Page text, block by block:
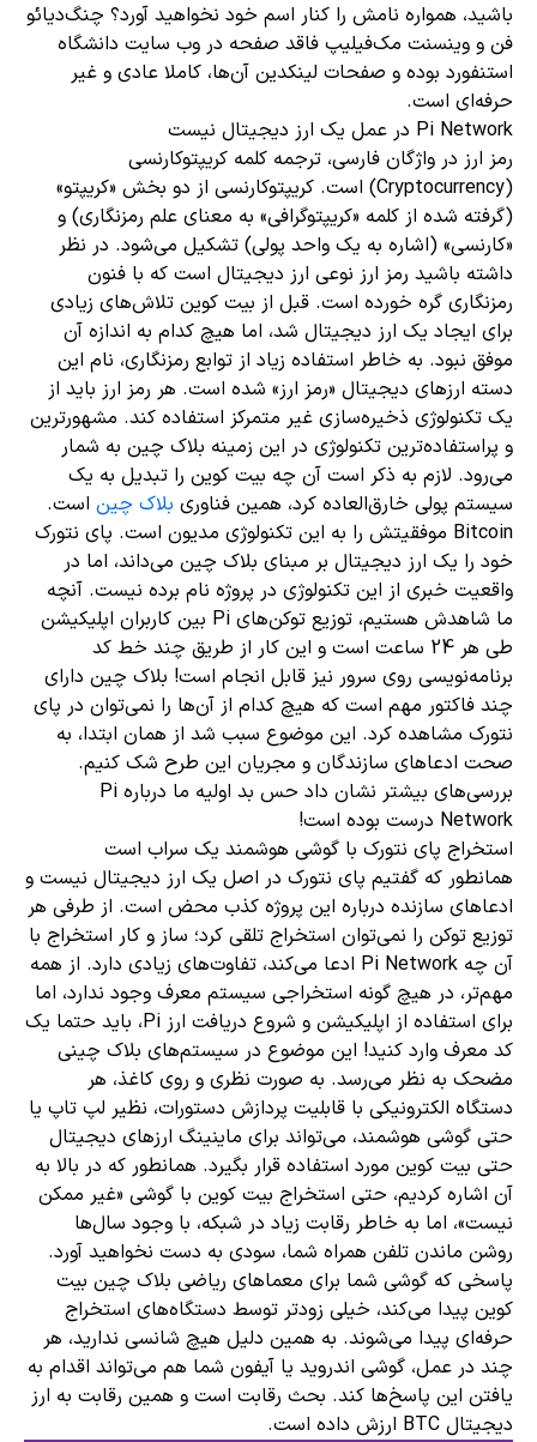
باشید، همواره نامش را کنار اسم خود نخواهید آورد؟ چنگ‌دیائو
فن و وینسنت مک‌فیلیپ فاقد صفحه در وب سایت دانشگاه
استنفورد بوده و صفحات لینکدین آن‌ها، کاملا عادی و غیر
حرفه‌ای است.
Pi Network در عمل یک ارز دیجیتال نیست
رمز ارز در واژگان فارسی، ترجمه کلمه کریپتوکارنسی
(Cryptocurrency) است. کریپتوکارنسی از دو بخش «کریپتو»
(گرفته شده از کلمه «کریپتوگرافی» به معنای علم رمزنگاری) و
«کارنسی» (اشاره‌ به یک واحد پولی) تشکیل می‌شود. در نظر
داشته باشید رمز ارز نوعی ارز دیجیتال است که با فنون
رمزنگاری گره خورده است. قبل از بیت کوین تلاش‌های زیادی
برای ایجاد یک ارز دیجیتال شد، اما هیچ کدام به اندازه آن
موفق نبود. به خاطر استفاده زیاد از توابع رمزنگاری، نام این
دسته ارزهای دیجیتال «رمز ارز» شده است. هر رمز ارز باید از
یک تکنولوژی ذخیره‌سازی غیر متمرکز استفاده کند. مشهورترین
و پراستفاده‌ترین تکنولوژی در این زمینه بلاک چین به شمار
می‌رود. لازم به ذکر است آن چه بیت کوین را تبدیل به یک
سیستم پولی خارق‌العاده کرد، همین فناوری بلاک چین است.
Bitcoin موفقیتش را به این تکنولوژی مدیون است. پای نتورک
خود را یک ارز دیجیتال بر مبنای بلاک چین می‌داند، اما در
واقعیت خبری از این تکنولوژی در پروژه نام برده نیست. آنچه
ما شاهدش هستیم، توزیع توکن‌های Pi بین کاربران اپلیکیشن
طی هر 24 ساعت است و این کار از طریق چند خط کد
برنامه‌نویسی روی سرور نیز قابل انجام است! بلاک چین دارای
چند فاکتور مهم است که هیچ کدام از آن‌ها را نمی‌توان در پای
نتورک مشاهده کرد. این موضوع سبب شد از همان ابتدا، به
صحت ادعاهای سازندگان و مجریان این طرح شک کنیم.
بررسی‌های بیشتر نشان داد حس بد اولیه ما درباره Pi
Network درست بوده است!
استخراج پای نتورک با گوشی هوشمند یک سراب است
همانطور که گفتیم پای نتورک در اصل یک ارز دیجیتال نیست و
ادعاهای سازنده درباره این پروژه کذب محض است. از طرفی هر
توزیع توکن را نمی‌توان استخراج تلقی کرد؛ ساز و کار استخراج با
آن چه Pi Network ادعا می‌کند، تفاوت‌های زیادی دارد. از همه
مهم‌تر، در هیچ گونه استخراجی سیستم معرف وجود ندارد، اما
برای استفاده از اپلیکیشن و شروع دریافت ارز Pi، باید حتما یک
کد معرف وارد کنید! این موضوع در سیستم‌های بلاک چینی
مضحک به نظر می‌رسد. به صورت نظری و روی کاغذ، هر
دستگاه الکترونیکی با قابلیت پردازش دستورات، نظیر لپ تاپ یا
حتی گوشی هوشمند، می‌تواند برای ماینینگ ارزهای دیجیتال
حتی بیت کوین مورد استفاده قرار بگیرد. همانطور که در بالا به
آن اشاره کردیم، حتی استخراج بیت کوین با گوشی «غیر ممکن
نیست»، اما به خاطر رقابت زیاد در شبکه، با وجود سال‌ها
روشن ماندن تلفن همراه شما، سودی به دست نخواهید آورد.
پاسخی که گوشی شما برای معماهای ریاضی بلاک چین بیت
کوین پیدا می‌کند، خیلی زودتر توسط دستگاه‌های استخراج
حرفه‌ای پیدا می‌شوند. به همین دلیل هیچ شانسی ندارید، هر
چند در عمل، گوشی اندروید یا آیفون شما هم می‌تواند اقدام به
یافتن این پاسخ‌ها کند. بحث رقابت است و همین رقابت به ارز
دیجیتال BTC ارزش داده است.